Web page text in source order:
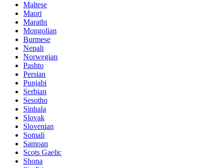
Maltese
Maori
Marathi
Mongolian
Burmese
Nepali
Norwegian
Pashto
Persian
Punjabi
Serbian
Sesotho
Sinhala
Slovak
Slovenian
Somali
Samoan
Scots Gaelic
Shona